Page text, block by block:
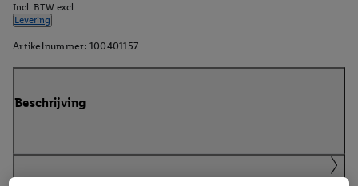
Incl. BTW excl.
Levering
Artikelnummer: 100401157
Beschrijving